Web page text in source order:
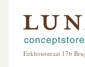
Eekhoutstraat 17b